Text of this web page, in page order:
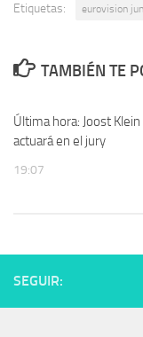
Etiquetas: eurovision
TAMBIÉN TE
Última hora: Joost Klein
actuará en el jury
19:07
SEGUIR: